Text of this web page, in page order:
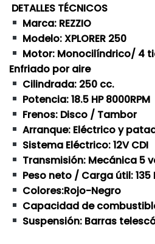
DETALLES TÉCNICOS
Marca: REZZIO
Modelo: XPLORER 250
Motor: Monocilíndrico/ 4
Enfriado por aire
Cilindrada: 250 cc.
Potencia: 18.5 HP 8000RPM
Frenos: Disco / Tambor
Arranque: Eléctrico y
Sistema Eléctrico: 12V CDI
Transmisión: Mecánica 5
Peso neto / Carga útil: 135
Colores:Rojo-Negro
Capacidad de
Suspensión: Barras